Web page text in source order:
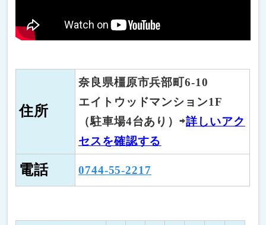
住所
奈良県橿原市兵部町6-10
エイトウッドマンション1F
（駐車場4台あり）⇨詳しいアク
セスを確認する
電話 0744-55-2217